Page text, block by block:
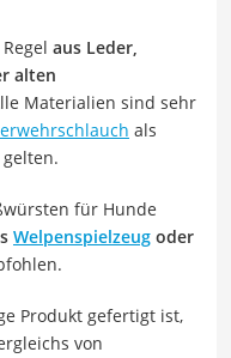
aus Leder,
alten
Materialien sind sehr
als
für Hunde
Welpenspielzeug oder
Produkt gefertigt ist,
von